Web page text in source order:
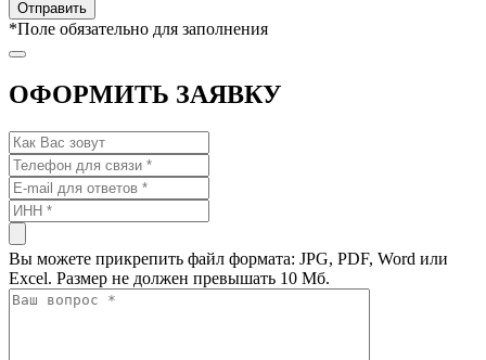
*Поле обязательно для заполнения
ОФОРМИТЬ ЗАЯВКУ
Вы можете прикрепить файл формата: JPG, PDF, Word или
Excel. Размер не должен превышать 10 Мб.